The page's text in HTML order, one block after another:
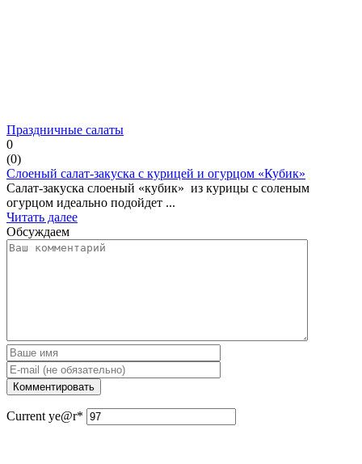
Праздничные салаты
0
(0)
Слоеный салат-закуска с курицей и огурцом «Кубик»
Салат-закуска слоеный «кубик» из курицы с соленым
огурцом идеально подойдет ...
Читать далее
Обсуждаем
Current ye@r*